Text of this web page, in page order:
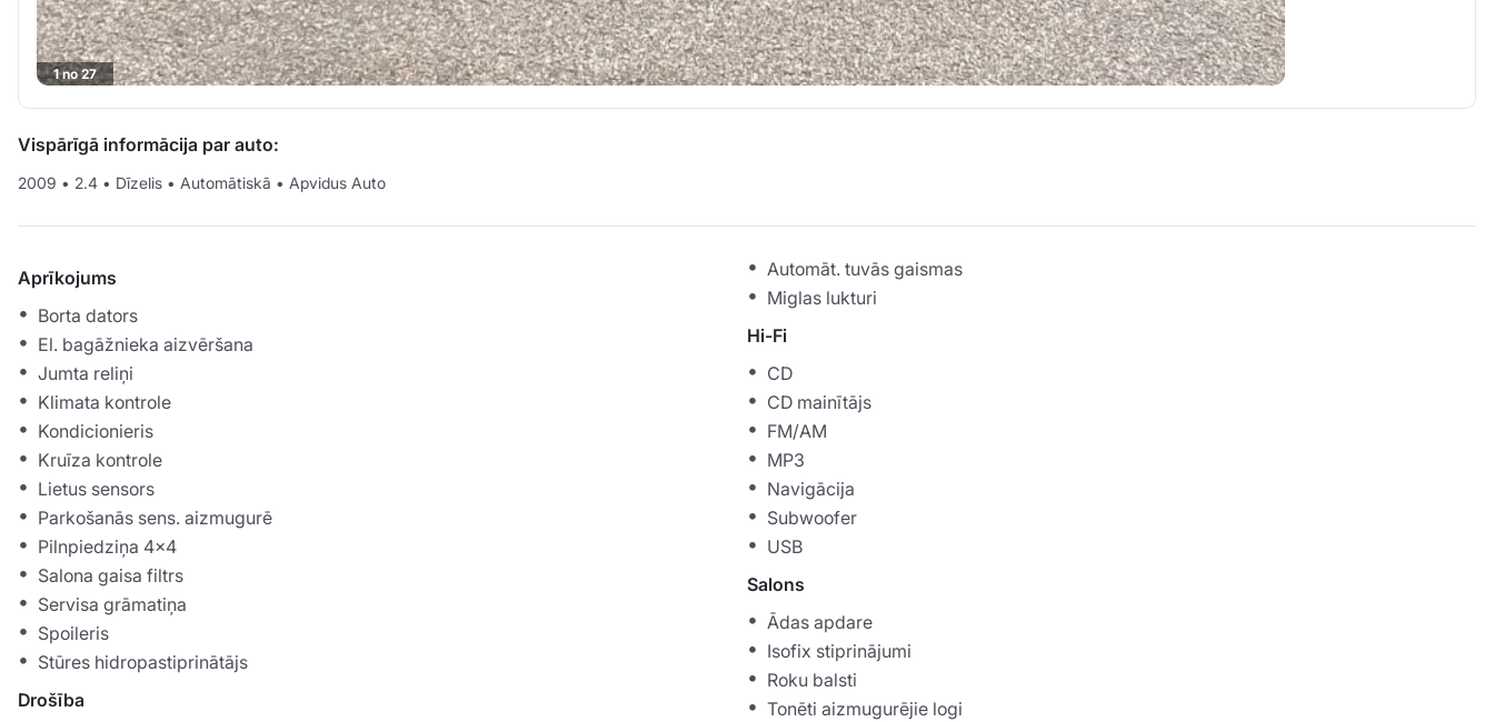
1 no 27
Vispārīgā informācija par auto:
2009 • 2.4 • Dīzelis • Automātiskā • Apvidus Auto
Aprīkojums
Borta dators
El. bagāžnieka aizvēršana
Jumta reliņi
Klimata kontrole
Kondicionieris
Kruīza kontrole
Lietus sensors
Parkošanās sens. aizmugurē
Pilnpiedziņa 4x4
Salona gaisa filtrs
Servisa grāmatiņa
Spoileris
Stūres hidropastiprinātājs
Drošība
Automāt. tuvās gaismas
Miglas lukturi
Hi-Fi
CD
CD mainītājs
FM/AM
MP3
Navigācija
Subwoofer
USB
Salons
Ādas apdare
Isofix stiprinājumi
Roku balsti
Tonēti aizmugurējie logi